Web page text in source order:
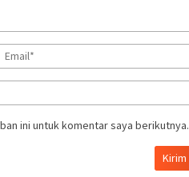
ini untuk komentar saya berikutnya.